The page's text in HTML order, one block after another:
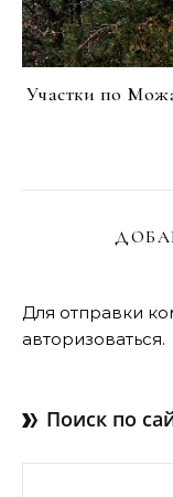
Участки по
Для отправки
авторизоваться.
Поиск по